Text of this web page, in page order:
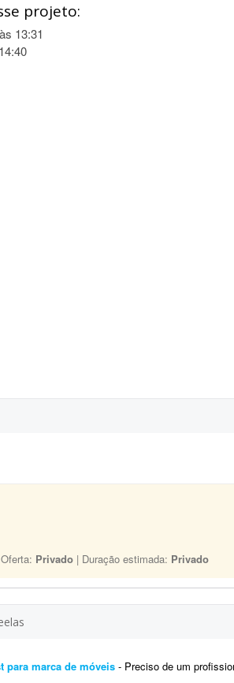
projeto:
13:31
Privado | Duração estimada: Privado
para marca de móveis - Preciso de um profissional com olhar